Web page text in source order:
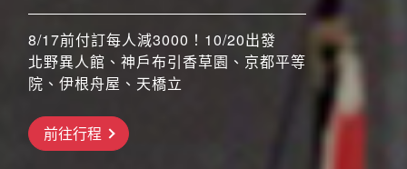
搶先GO
8/17前付訂每人減3000！10/20出發
北野異人館、神戶布引香草園、京都平等
院、伊根舟屋、天橋立
前往行程
前往行程